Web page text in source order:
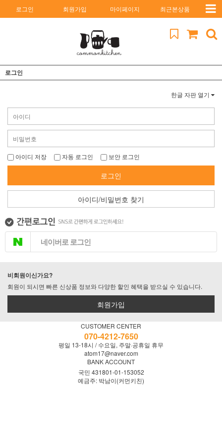
로그인 회원가입 마이페이지 최근본상품
로그인
한글 자판 열기
아이디 저장 자동 로그인 보안 로그인
로그인
아이디/비밀번호 찾기
네이버로 로그인
비회원이신가요?
회원이 되시면 빠른 신상품 정보와 다양한 할인 혜택을 받으실 수 있습니다.
회원가입
CUSTOMER CENTER
070-4212-7650
평일 13-18시 / 수요일, 주말·공휴일 휴무
atom17@naver.com
BANK ACCOUNT
국민 431801-01-153052
예금주: 박남이(커먼키친)